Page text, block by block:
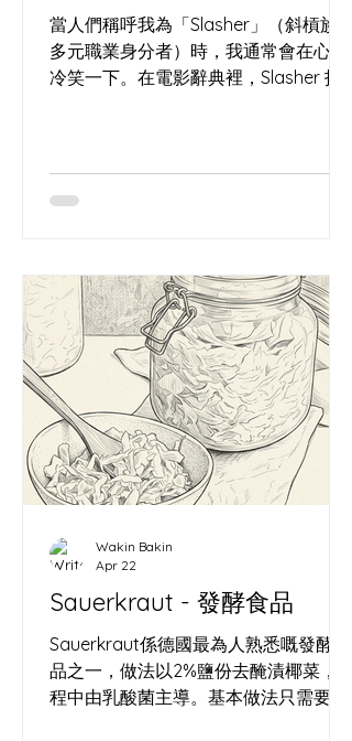
社區心臟，就像我們在處理高水合
（High Hydration）麵團——
當人們稱呼我為「Slasher」（斜槓族 /
多元職業身分者）時，我通常會在心裡
冷笑一下。在電影辭典裡，Slasher 指
圖謀殺的，是這個時代的「遺忘」。 我
匠。這聽起來像精神分裂，但如果你看
懂了我的矩陣，就會發現這是一場極其
優雅的共生。 為什麼要經營
MoodyVisual？對抗單向的崩塌 時間是
一場單向的崩塌。我從 2012 年在
WordPress 留下第一個時間戳記（
https://wallacecwko.wordpress.com/
）開始，就清楚知道一件事：在這個資
訊碎片化的時代，沒有被記錄下來的東
消亡的藝術。麵粉變成了麵包，經歷了
內被咀嚼、吞嚥，化為虛無。如果我只
是一個麵包師，我的心血每天都在物理
世界裡灰飛煙滅。 這就是
www.wakinbakin.life/
Sauerkraut - 發酵食品
Sauerkraut係德國最為人熟悉嘅發酵食
品之一，做法以2%鹽份去醃漬椰菜，過
程中由乳酸菌主導。基本做法只需要椰
Wakin Bakin
Apr 22